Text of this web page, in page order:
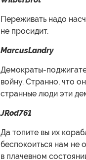
Переживать надо
не просидит.
MarcusLandry
Демократы-
войну. Странно, что
странные люди эти
JRod761
Да топите вы их
беспокоиться нам не
в плачевном